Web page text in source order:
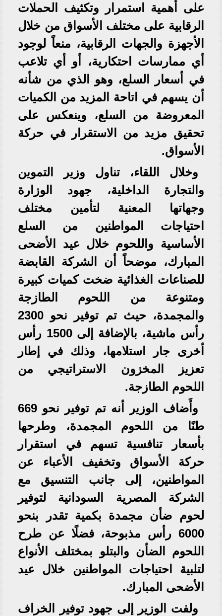
على أهمية استمرار وتكثيف الحملات
الرقابية على مختلف الأسواق من خلال
الأجهزة والجهات الرقابية، منعاً لوجود
أي ممارسات احتكارية، أو أي تلاعب
في أسعار السلع، وهو الذي من شأنه
أن يسهم في اتاحة المزيد من الكميات
المعروضة من السلع، وينعكس على
تحقيق مزيد من الاستقرار في حركة
الأسواق.
وخلال اللقاء، تناول وزير التموين
والتجارة الداخلية، جهود الوزارة
وجهاتها المعنية لتأمين مختلف
احتياجات المواطنين من السلع
الأساسية واللحوم خلال عيد الأضحى
المبارك، موضحاً أن الشركة القابضة
للصناعات الغذائية ضخت كميات كبيرة
ومتنوعة من اللحوم الطازجة
والمجمدة، حيث تم توفير نحو 2300
رأس ماشية، بالإضافة إلى 1500 رأس
أخرى جار استلامها، وذلك في إطار
تعزيز المخزون الاستراتيجي من
اللحوم الطازجة.
وأَضاف الوزير أنه تم توفير نحو 669
طنًا من اللحوم المجمدة، وطرحها
بأسعار تنافسية تسهم في استقرار
حركة الأسواق وتخفيف الأعباء عن
المواطنين، إلى جانب التنسيق مع
الشركة المصرية السودانية لتوفير
لحوم ضأن مجمدة بكمية تقدر بنحو
6000 رأس مذبوحة، فضلًا عن طرح
اللحوم الضأن والبتلو بمختلف الأنواع
لتلبية احتياجات المواطنين خلال عيد
الأضحى المبارك.
ولفت الوزير إلى جهود توفير الخراف